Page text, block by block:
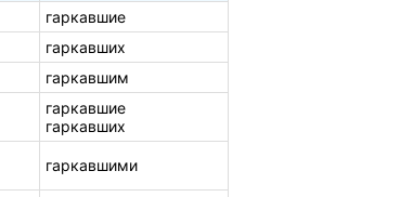
гаркавшие
гаркавших
гаркавшим
гаркавшие
гаркавших
гаркавшими